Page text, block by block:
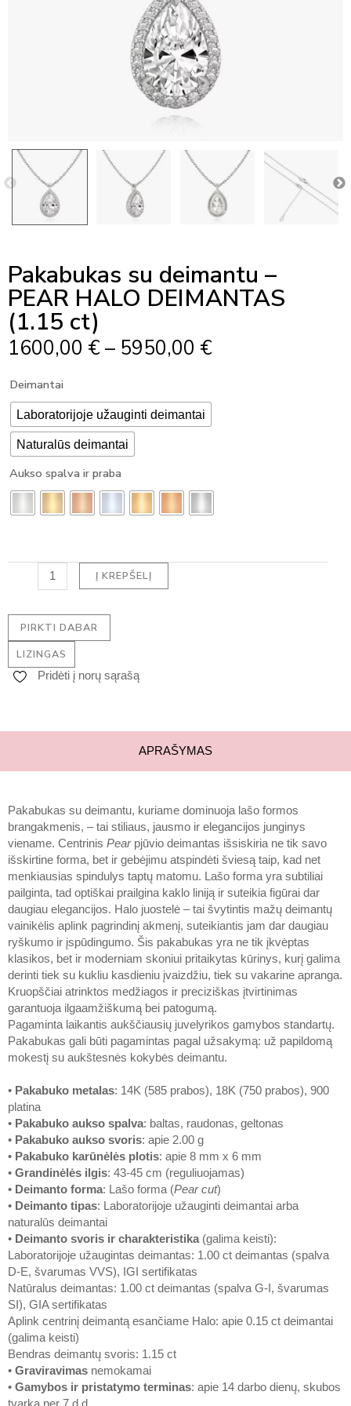
Pakabukas su deimantu –
PEAR HALO DEIMANTAS
(1.15 ct)
1600,00 € – 5950,00 €
Deimantai
Laboratorijoje užauginti deimantai
Naturalūs deimantai
Aukso spalva ir praba
produkto
Pakabukas
su
deimantu
PEAR
HALO
DEIMANTAS
Į KREPŠELĮ
PIRKTI DABAR
LIZINGAS
Pridėti į norų sąrašą
APRAŠYMAS
Pakabukas su deimantu, kuriame dominuoja lašo formos
brangakmenis, – tai stiliaus, jausmo ir elegancijos junginys
viename. Centrinis Pearpjūvio deimantas išsiskiria ne tik savo
išskirtine forma, bet ir gebėjimu atspindėti šviesą taip, kad net
menkiausias spindulys taptų matomu. Lašo forma yra subtiliai
pailginta, tad optiškai prailgina kaklo liniją ir suteikia figūrai dar
daugiau elegancijos. Halo juostelė – tai švytintis mažų deimantų
vainikėlis aplink pagrindinį akmenį, suteikiantis jam dar daugiau
ryškumo ir įspūdingumo. Šis pakabukas yra ne tik įkvėptas
klasikos, bet ir moderniam skoniui pritaikytas kūrinys, kurį galima
derinti tiek su kukliu kasdieniu įvaizdžiu, tiek su vakarine apranga.
Kruopščiai atrinktos medžiagos ir preciziškas įtvirtinimas
garantuoja ilgaamžiškumą bei patogumą.
Pagaminta laikantis aukščiausių juvelyrikos gamybos standartų.
Pakabukas gali būti pagamintas pagal užsakymą: už papildomą
mokestį su aukštesnės kokybės deimantu.
• Pakabuko metalas: 14K (585 prabos), 18K (750 prabos), 900
platina
• Pakabuko aukso spalva: baltas, raudonas, geltonas
• Pakabuko aukso svoris: apie 2.00 g
• Pakabuko karūnėlės plotis: apie 8 mm x 6 mm
• Grandinėlės ilgis: 43-45 cm (reguliuojamas)
• Deimanto forma: Lašo forma (Pear cut)
• Deimanto tipas: Laboratorijoje užauginti deimantai arba
naturalūs deimantai
• Deimanto svoris ir charakteristika (galima keisti):
Laboratorijoje užaugintas deimantas: 1.00 ct deimantas (spalva
D-E, švarumas VVS), IGI sertifikatas
Natūralus deimantas: 1.00 ct deimantas (spalva G-I, švarumas
SI), GIA sertifikatas
Aplink centrinį deimantą esančiame Halo: apie 0.15 ct deimantai
(galima keisti)
Bendras deimantų svoris: 1.15 ct
• Graviravimas nemokamai
• Gamybos ir pristatymo terminas: apie 14 darbo dienų, skubos